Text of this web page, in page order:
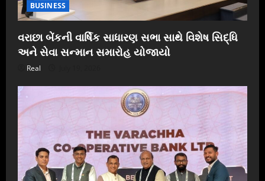
BUSINESS
વરાછા બેંકની વાર્ષિક સાધારણ સભા સાથે વિશેષ સિદ્ધિ
અને સેવા સન્માન સમારોહ યોજાયો
Real